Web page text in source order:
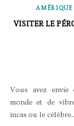
VISITER LE
Vous avez envie de gravir l’une des sept merveilles du
monde et de
incas ou le